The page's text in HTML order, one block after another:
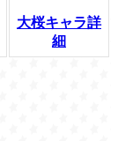
大桜キャラ詳
細